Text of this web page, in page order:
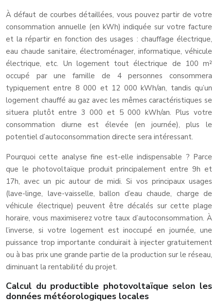
À défaut de courbes détaillées, vous pouvez partir de votre
consommation annuelle (en kWh) indiquée sur votre facture
et la répartir en fonction des usages : chauffage électrique,
eau chaude sanitaire, électroménager, informatique, véhicule
électrique, etc. Un logement tout électrique de 100 m²
occupé par une famille de 4 personnes consommera
typiquement entre 8 000 et 12 000 kWh/an, tandis qu’un
logement chauffé au gaz avec les mêmes caractéristiques se
situera plutôt entre 3 000 et 5 000 kWh/an. Plus votre
consommation diurne est élevée (en journée), plus le
potentiel d’autoconsommation directe sera intéressant.
Pourquoi cette analyse fine est-elle indispensable ? Parce
que le photovoltaïque produit principalement entre 9h et
17h, avec un pic autour de midi. Si vos principaux usages
(lave-linge, lave-vaisselle, ballon d’eau chaude, charge de
véhicule électrique) peuvent être décalés sur cette plage
horaire, vous maximiserez votre taux d’autoconsommation. À
l’inverse, si votre logement est inoccupé en journée, une
puissance trop importante conduirait à injecter gratuitement
ou à bas prix une grande partie de la production sur le réseau,
diminuant la rentabilité du projet.
Calcul du productible photovoltaïque selon les
données météorologiques locales